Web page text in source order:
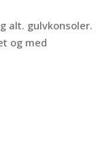
alt. gulvkonsoler.
og med